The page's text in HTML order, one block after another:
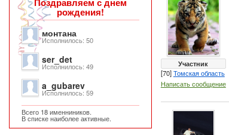
Участник
[70]Томская область
Написать сообщение
рождения!
монтана
Исполнилось: 50
ser_det
Исполнилось: 49
a_gubarev
Исполнилось: 59
Всего 18 именниников.
В списке наиболее активные.